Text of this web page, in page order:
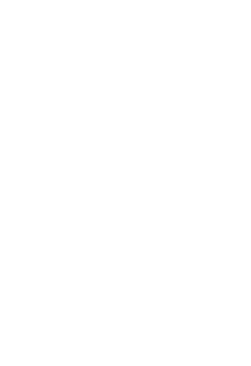
von Inhalten
Statistiken oder Kombinationen von
der Angebote